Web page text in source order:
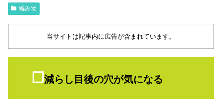
編み物
当サイトは記事内に広告が含まれています。
❐減らし目後の穴が気になる